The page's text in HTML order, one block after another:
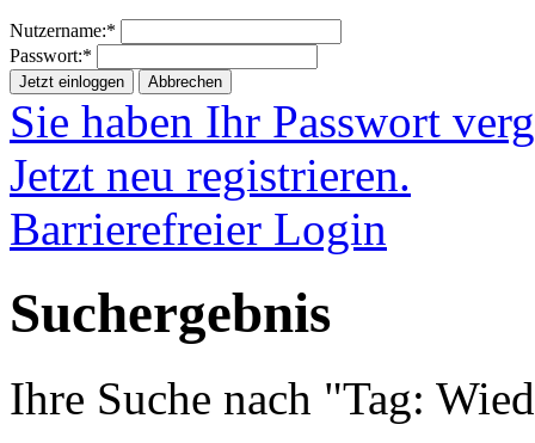
Nutzername:*
Passwort:*
Jetzt einloggen Abbrechen
Sie haben Ihr Passwort
Jetzt neu registrieren.
Barrierefreier Login
Suchergebnis
Ihre Suche nach "Tag: